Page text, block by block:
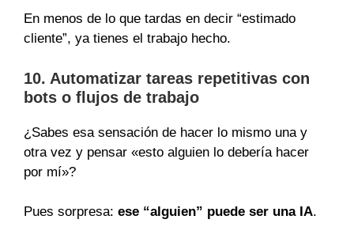
En menos de lo que tardas en decir “estimado
cliente”, ya tienes el trabajo hecho.
10. Automatizar tareas repetitivas con
bots o flujos de trabajo
¿Sabes esa sensación de hacer lo mismo una y
otra vez y pensar «esto alguien lo debería hacer
por mí»?
Pues sorpresa: ese “alguien” puede ser una IA.